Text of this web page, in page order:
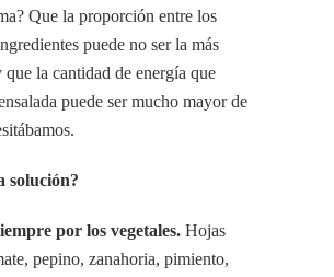
Que la proporción entre los
puede no ser la más
que la cantidad de energía que
puede ser mucho mayor de
solución?
por los vegetales. Hojas
pepino, zanahoria, pimiento,